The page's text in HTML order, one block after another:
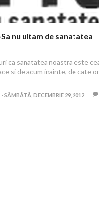
Sa nu uitam de sanatatea
ca sanatatea noastra este
si de acum inainte, de cate
-SÂMBĂTĂ, DECEMBRIE 29, 2012